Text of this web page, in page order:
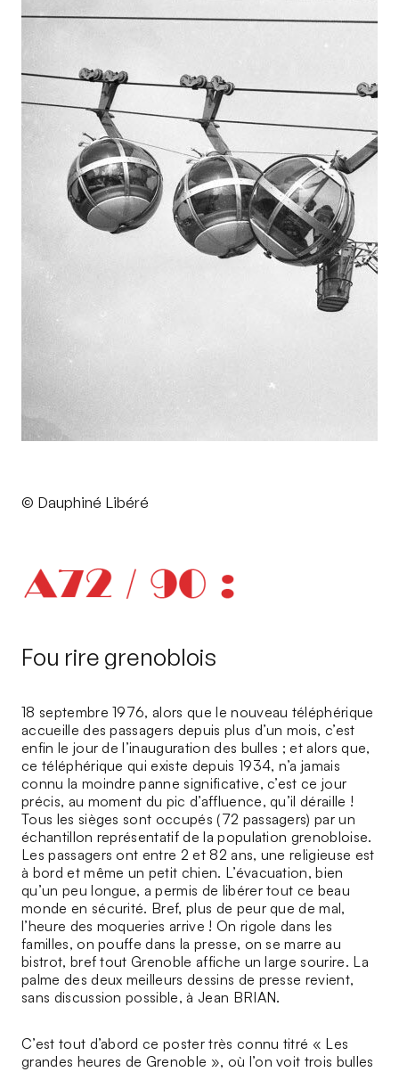
© Dauphiné Libéré
Fou rire grenoblois
18 septembre 1976, alors que le nouveau téléphérique
accueille des passagers depuis plus d’un mois, c’est
enfin le jour de l’inauguration des bulles ; et alors que,
ce téléphérique qui existe depuis 1934, n’a jamais
connu la moindre panne significative, c’est ce jour
précis, au moment du pic d’affluence, qu’il déraille !
Tous les sièges sont occupés (72 passagers) par un
échantillon représentatif de la population grenobloise.
Les passagers ont entre 2 et 82 ans, une religieuse est
à bord et même un petit chien. L’évacuation, bien
qu’un peu longue, a permis de libérer tout ce beau
monde en sécurité. Bref, plus de peur que de mal,
l’heure des moqueries arrive ! On rigole dans les
familles, on pouffe dans la presse, on se marre au
bistrot, bref tout Grenoble affiche un large sourire. La
palme des deux meilleurs dessins de presse revient,
sans discussion possible, à Jean BRIAN.
C’est tout d’abord ce poster très connu titré « Les
grandes heures de Grenoble », où l’on voit trois bulles